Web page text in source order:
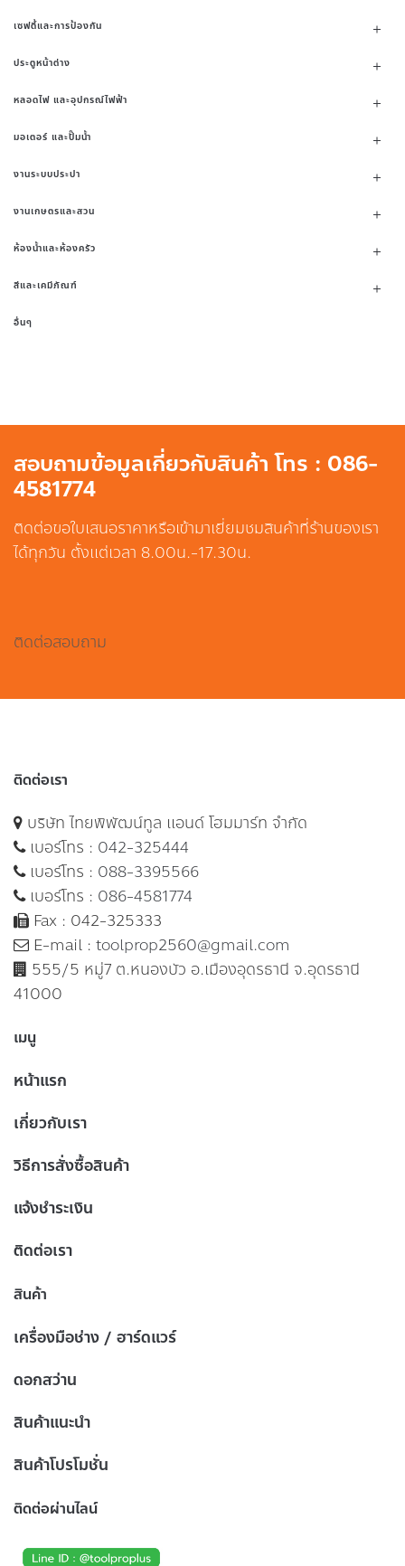
เซฟตี้และการป้องกัน
ประตูหน้าต่าง
หลอดไฟ และอุปกรณ์ไฟฟ้า
มอเตอร์ และปั๊มน้ำ
งานระบบประปา
งานเกษตรและสวน
ห้องน้ำและห้องครัว
สีและเคมีภัณฑ์
อื่นๆ
สอบถามข้อมูลเกี่ยวกับสินค้า โทร : 086-
4581774
ติดต่อขอใบเสนอราคาหรือเข้ามาเยี่ยมชมสินค้าที่ร้านของเรา
ได้ทุกวัน ตั้งแต่เวลา 8.00น.-17.30น.
ติดต่อสอบถาม
ติดต่อเรา
บริษัท ไทยพิพัฒน์ทูล แอนด์ โฮมมาร์ท จำกัด
เบอร์โทร : 042-325444
เบอร์โทร : 088-3395566
เบอร์โทร : 086-4581774
Fax : 042-325333
E-mail : toolprop2560@gmail.com
555/5 หมู่7 ต.หนองบัว อ.เมืองอุดรธานี จ.อุดรธานี
41000
เมนู
หน้าแรก
เกี่ยวกับเรา
วิธีการสั่งซื้อสินค้า
แจ้งชำระเงิน
ติดต่อเรา
สินค้า
เครื่องมือช่าง / ฮาร์ดแวร์
ดอกสว่าน
สินค้าแนะนำ
สินค้าโปรโมชั่น
ติดต่อผ่านไลน์